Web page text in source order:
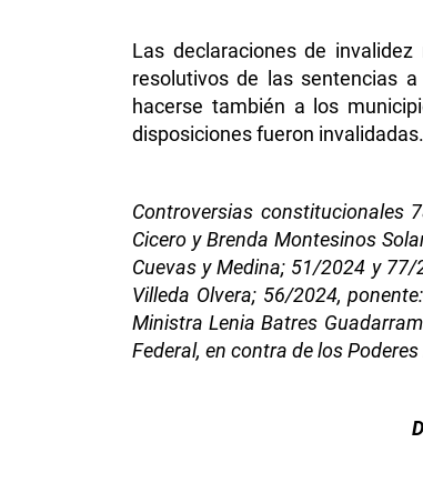
Las declaraciones de
resolutivos de las sentencias
hacerse también a los
disposiciones fueron invalidadas.
Controversias constitucionales
Cicero y Brenda Montesinos
Cuevas y Medina; 51/2024 y
Villeda Olvera; 56/2024,
Ministra Lenia Batres
Federal, en contra de los